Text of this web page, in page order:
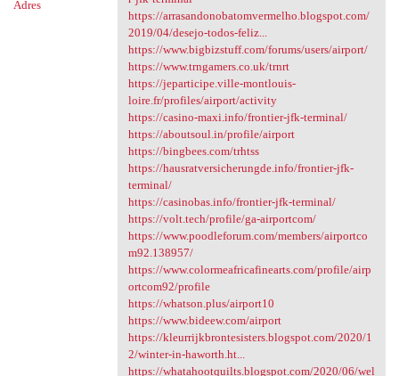
Adres
https://arrasandonobatomvermelho.blogspot.com/
2019/04/desejo-todos-feliz...
https://www.bigbizstuff.com/forums/users/airport/
https://www.trngamers.co.uk/trnrt
https://jeparticipe.ville-montlouis-
loire.fr/profiles/airport/activity
https://casino-maxi.info/frontier-jfk-terminal/
https://aboutsoul.in/profile/airport
https://bingbees.com/trhtss
https://hausratversicherungde.info/frontier-jfk-
terminal/
https://casinobas.info/frontier-jfk-terminal/
https://volt.tech/profile/ga-airportcom/
https://www.poodleforum.com/members/airportco
m92.138957/
https://www.colormeafricafinearts.com/profile/airp
ortcom92/profile
https://whatson.plus/airport10
https://www.bideew.com/airport
https://kleurrijkbrontesisters.blogspot.com/2020/1
2/winter-in-haworth.ht...
https://whatahootquilts.blogspot.com/2020/06/wel